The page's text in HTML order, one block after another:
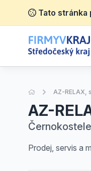
Tato stránka
Úvodní stránka
AZ-RELAX,
AZ-
Prodej, servis a